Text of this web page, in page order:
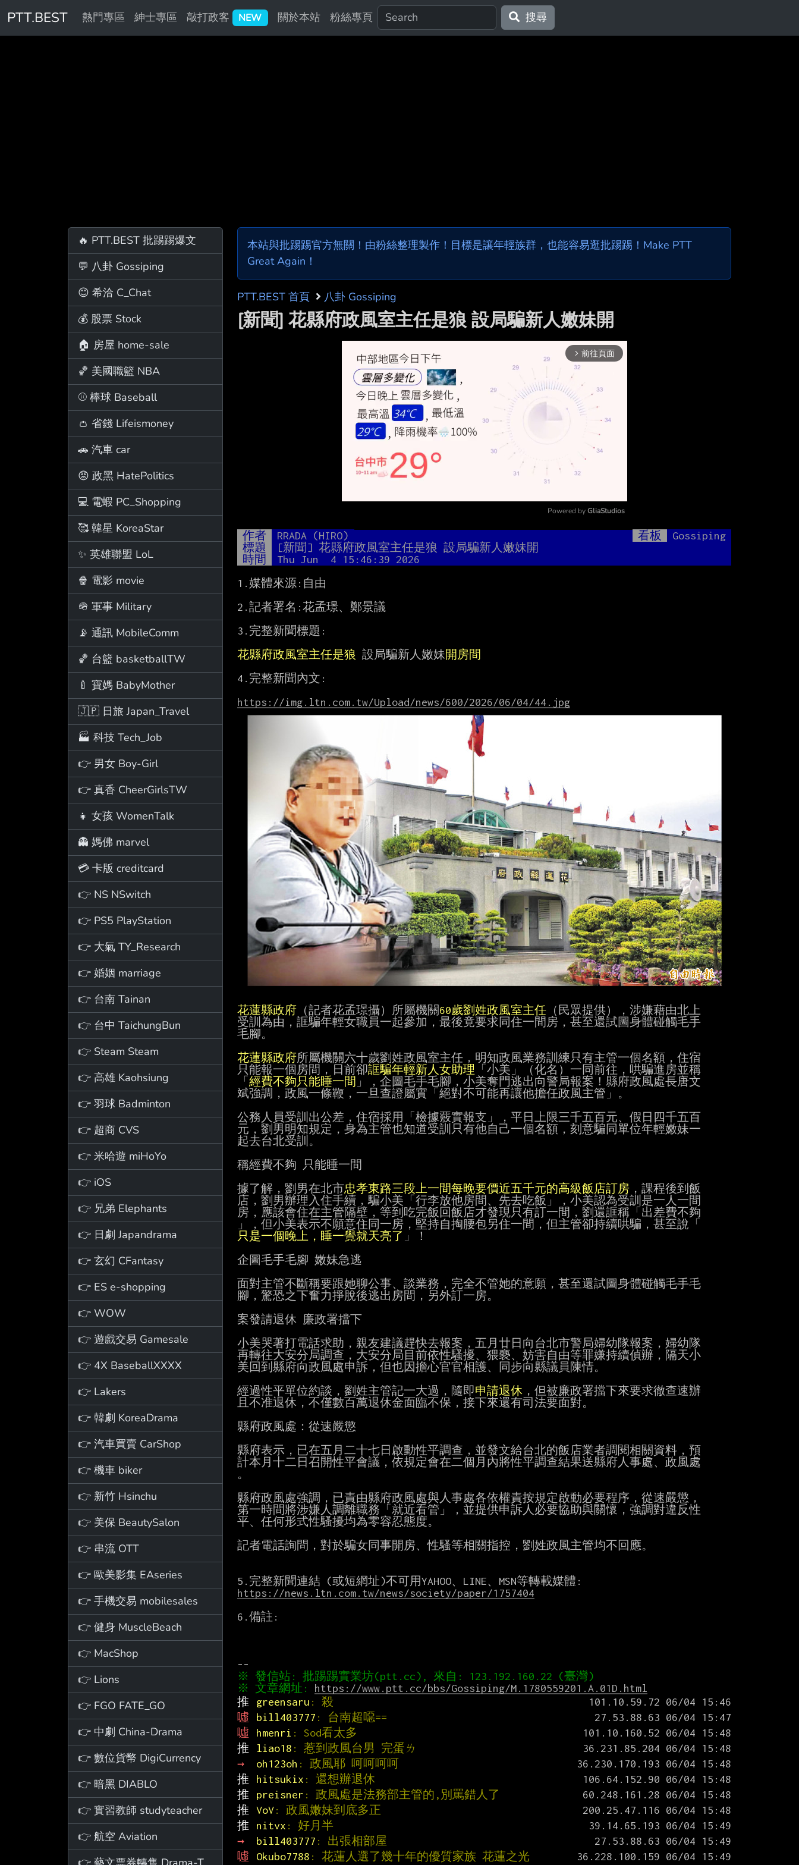
PTT.BEST 熱門專區 紳士專區 敲打政客 NEW 關於本站 粉絲專頁 搜尋
🔥 PTT.BEST 批踢踢爆文
💬 八卦 Gossiping
😊 希洽 C_Chat
💰 股票 Stock
🏠 房屋 home-sale
🏀 美國職籃 NBA
⚾ 棒球 Baseball
👛 省錢 Lifeismoney
🚗 汽車 car
😡 政黑 HatePolitics
💻 電蝦 PC_Shopping
🥰 韓星 KoreaStar
✨ 英雄聯盟 LoL
🍿 電影 movie
🪖 軍事 Military
📡 通訊 MobileComm
🏀 台籃 basketballTW
🍼 寶媽 BabyMother
🇯🇵 日旅 Japan_Travel
🏭 科技 Tech_Job
👉 男女 Boy-Girl
👉 真香 CheerGirlsTW
👧 女孩 WomenTalk
👻 媽佛 marvel
💳 卡版 creditcard
👉 NS NSwitch
👉 PS5 PlayStation
👉 大氣 TY_Research
👉 婚姻 marriage
👉 台南 Tainan
👉 台中 TaichungBun
👉 Steam Steam
👉 高雄 Kaohsiung
👉 羽球 Badminton
👉 超商 CVS
👉 米哈遊 miHoYo
👉 iOS
👉 兄弟 Elephants
👉 日劇 Japandrama
👉 玄幻 CFantasy
👉 ES e-shopping
👉 WOW
👉 遊戲交易 Gamesale
👉 4X BaseballXXXX
👉 Lakers
👉 韓劇 KoreaDrama
👉 汽車買賣 CarShop
👉 機車 biker
👉 新竹 Hsinchu
👉 美保 BeautySalon
👉 串流 OTT
👉 歐美影集 EAseries
👉 手機交易 mobilesales
👉 健身 MuscleBeach
👉 MacShop
👉 Lions
👉 FGO FATE_GO
👉 中劇 China-Drama
👉 數位貨幣 DigiCurrency
👉 暗黑 DIABLO
👉 實習教師 studyteacher
👉 航空 Aviation
本站與批踢踢官方無關！由粉絲整理製作！目標是讓年輕族群，也能容易逛批踢踢！Make PTT
Great Again！
PTT.BEST 首頁 八卦 Gossiping
[新聞] 花縣府政風室主任是狼 設局騙新人嫩妹開
arrow_forward_ios 前往頁面
Powered by GliaStudios
作者 RRADA (HIRO) 看板
Gossiping
標題
[新聞] 花縣府政風室主任是狼 設局騙新人嫩妹開
時間
Thu Jun  4 15:46:39 2026
1.媒體來源:自由
2.記者署名:花孟璟、鄭景議
3.完整新聞標題:
花縣府政風室主任是狼 設局騙新人嫩妹開房間
4.完整新聞內文:
https://img.ltn.com.tw/Upload/news/600/2026/06/04/44.jpg
花蓮縣政府 （記者花孟璟攝）所屬機關60歲劉姓政風室主任 （民眾提供），涉嫌藉由北上
受訓為由，誆騙年輕女職員一起參加，最後竟要求同住一間房，甚至還試圖身體碰觸毛手
毛腳。
花蓮縣政府所屬機關六十歲劉姓政風室主任，明知政風業務訓練只有主管一個名額，住宿
只能報一個房間，日前卻誆騙年輕新人女助理 「小美」（化名）一同前往，哄騙進房並稱
「 經費不夠只能睡一間 」，企圖毛手毛腳，小美奪門逃出向警局報案！縣府政風處長唐文
斌強調，政風一條鞭，一旦查證屬實「絕對不可能再讓他擔任政風主管」。
公務人員受訓出公差，住宿採用「檢據覈實報支」，平日上限三千五百元、假日四千五百
元，劉男明知規定，身為主管也知道受訓只有他自己一個名額，刻意騙同單位年輕嫩妹一
起去台北受訓。
稱經費不夠 只能睡一間
據了解，劉男在北市忠孝東路三段上一間每晚要價近五千元的高級飯店訂房 ，課程後到飯
店，劉男辦理入住手續，騙小美「行李放他房間、先去吃飯」，小美認為受訓是一人一間
房，應該會住在主管隔壁，等到吃完飯回飯店才發現只有訂一間，劉還誆稱「出差費不夠
只是一個晚上，睡一覺就天亮了 」！
企圖毛手毛腳 嫩妹急逃
面對主管不斷稱要跟她聊公事、談業務，完全不管她的意願，甚至還試圖身體碰觸毛手毛
腳，驚恐之下奮力掙脫後逃出房間，另外訂一房。
案發請退休 廉政署擋下
小美哭著打電話求助，親友建議趕快去報案，五月廿日向台北市警局婦幼隊報案，婦幼隊
再轉往大安分局調查，大安分局目前依性騷擾、猥褻、妨害自由等罪嫌持續偵辦，隔天小
美回到縣府向政風處申訴，但也因擔心官官相護、同步向縣議員陳情。
經過性平單位約談，劉姓主管記一大過，隨即申請退休 ，但被廉政署擋下來要求徹查速辦
且不准退休，不僅數百萬退休金面臨不保，接下來還有司法要面對。
縣府政風處：從速嚴懲
縣府表示，已在五月二十七日啟動性平調查，並發文給台北的飯店業者調閱相關資料，預
計本月十二日召開性平會議，依規定會在二個月內將性平調查結果送縣府人事處、政風處
。
縣府政風處強調，已責由縣府政風處與人事處各依權責按規定啟動必要程序，從速嚴懲，
第一時間將涉嫌人調離職務「就近看管」，並提供申訴人必要協助與關懷，強調對違反性
平、任何形式性騷擾均為零容忍態度。
記者電話詢問，對於騙女同事開房、性騷等相關指控，劉姓政風主管均不回應。
https://news.ltn.com.tw/news/society/paper/1757404
6.備註:
※ 文章網址: https://www.ptt.cc/bbs/Gossiping/M.1780559201.A.01D.html
推
greensaru : 殺
噓
bill403777 : 台南超噁==
噓
hmenri : Sod看太多
推
liao18 : 惹到政風台男 完蛋ㄌ
→
oh123oh : 政風耶 呵呵呵呵
推
hitsukix : 還想辦退休
推
preisner : 政風處是法務部主管的,別罵錯人了
推 VoV: 政風嫩妹到底多正
推
nitvx : 好月半
→
bill403777 : 出張相部屋
噓
Okubo7788 : 花蓮人選了幾十年的優質家族 花蓮之光